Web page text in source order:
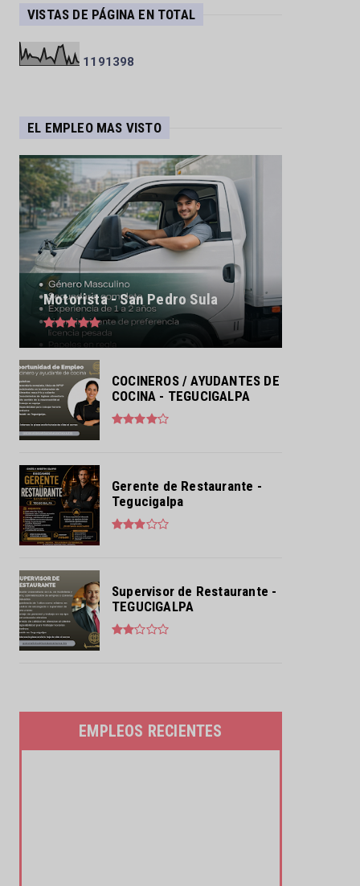
VISTAS DE PÁGINA EN TOTAL
1 1 91 398
EL EMPLEO MAS VISTO
Motorista - San Pedro Sula
COCINEROS / AYUDANTES DE
COCINA - TEGUCIGALPA
Gerente de Restaurante -
Tegucigalpa
Supervisor de Restaurante -
TEGUCIGALPA
EMPLEOS RECIENTES